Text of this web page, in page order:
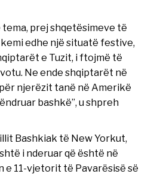
tema, prej shqetësimeve të
edhe një situatë festive,
e Tuzit, i ftojmë të
Ne ende shqiptarët në
njerëzit tanë në Amerikë
bashkë”, u shpreh
Bashkiak të New Yorkut,
i nderuar që është në
e 11-vjetorit të Pavarësisë së